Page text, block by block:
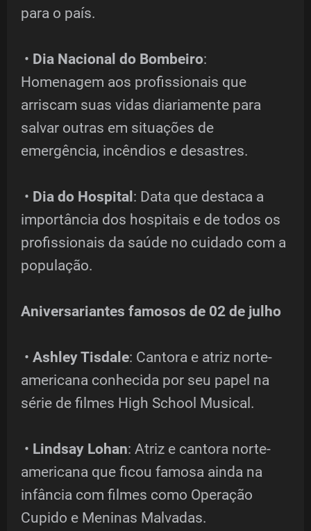
para o país.
• Dia Nacional do Bombeiro:
Homenagem aos profissionais que
arriscam suas vidas diariamente para
salvar outras em situações de
emergência, incêndios e desastres.
• Dia do Hospital : Data que destaca a
importância dos hospitais e de todos os
profissionais da saúde no cuidado com a
população.
Aniversariantes famosos de 02 de julho
• Ashley Tisdale: Cantora e atriz norte-
americana conhecida por seu papel na
série de filmes High School Musical.
• Lindsay Lohan: Atriz e cantora norte-
americana que ficou famosa ainda na
infância com filmes como Operação
Cupido e Meninas Malvadas.